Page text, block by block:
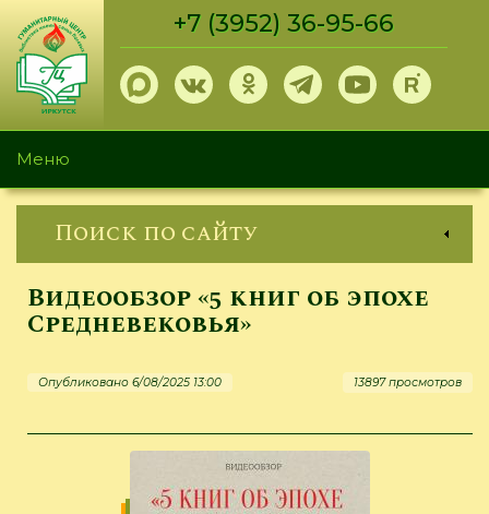
Перейти
основному
содержанию
+7 (3952) 36-95-66
Меню
Поиск по сайту
Видеообзор «5 книг об эпохе
Средневековья»
Опубликовано 6/08/2025 13:00 13897 просмотров